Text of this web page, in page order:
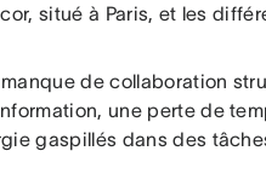
situé à Paris, et les
de collaboration
une perte de
gaspillés dans des